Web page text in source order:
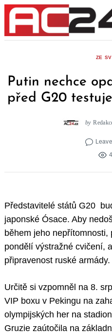
Skip
content
ZE
Putin nechce
před G20
by
Představitelé států G20
japonské Ósace. Aby
během jeho
pondělí výstražné cvičení,
připravenost ruské
Určitě si vzpomněl na 8.
VIP boxu v Pekingu na
olympijských her na
Gruzie zaútočila na